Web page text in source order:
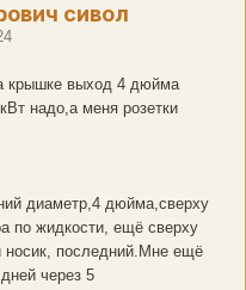
сивол
крышке выход 4 дюйма
надо,а меня розетки
диаметр,4 дюйма,сверху
по жидкости, ещё сверху
носик, последний.Мне ещё
через 5